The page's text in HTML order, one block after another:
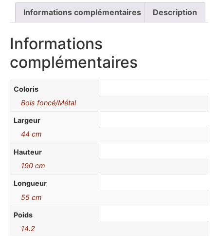
Informations complémentaires Description
Informations
complémentaires
Coloris
Bois foncé/Métal
Largeur
44 cm
Hauteur
190 cm
Longueur
55 cm
Poids
14.2